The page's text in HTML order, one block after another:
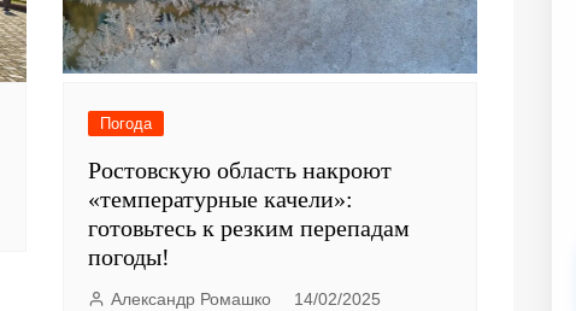
Погода
Ростовскую область накроют
«температурные качели»:
готовьтесь к резким перепадам
погоды!
Александр Ромашко 14/02/2025